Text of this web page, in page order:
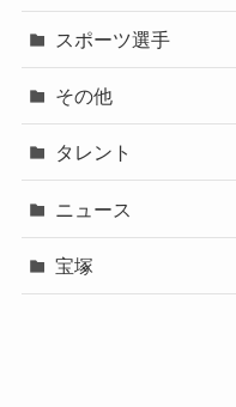
スポーツ選手
その他
タレント
ニュース
宝塚